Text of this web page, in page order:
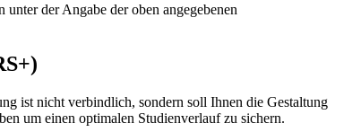
der Angabe der oben angegebenen
ist nicht verbindlich, sondern soll Ihnen die Gestaltung
um einen optimalen Studienverlauf zu sichern.